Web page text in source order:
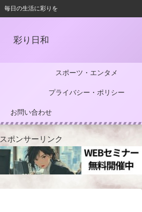
毎日の生活に彩りを
彩り日和
スポーツ・エンタメ
プライバシー・ポリシー
お問い合わせ
スポンサーリンク